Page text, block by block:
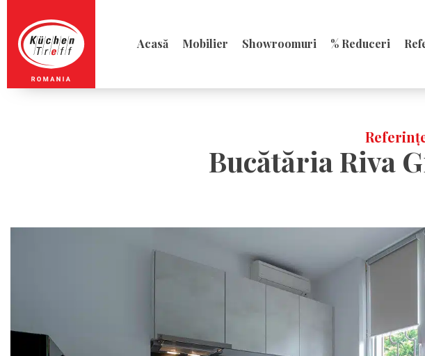
Acasă Mobilier Showroomuri % Reduceri
Bucătăria Riva